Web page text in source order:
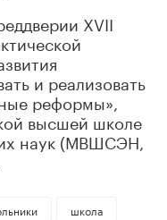
XVII
и реализовать
реформы»,
высшей школе
наук (МВШСЭН,
школа